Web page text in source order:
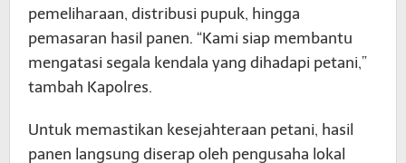
pemeliharaan, distribusi pupuk, hingga
pemasaran hasil panen. “Kami siap membantu
mengatasi segala kendala yang dihadapi petani,”
tambah Kapolres.
Untuk memastikan kesejahteraan petani, hasil
panen langsung diserap oleh pengusaha lokal